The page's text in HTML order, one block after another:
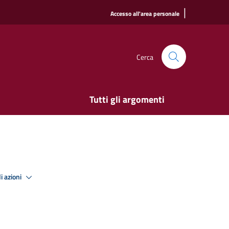
Accesso all'area personale |
Cerca
Tutti gli argomenti
azioni